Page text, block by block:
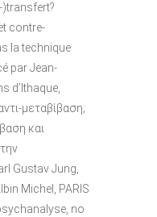
)transfert?
contre-
la technique
par Jean-
d’Ithaque,
μεταβίβαση;
και
Gustav Jung,
Michel, PARIS
no